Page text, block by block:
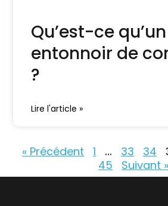
Qu’est-ce
entonnoir de
?
Lire l'article »
« Précédent 1 … 33 34
45
Suivant »